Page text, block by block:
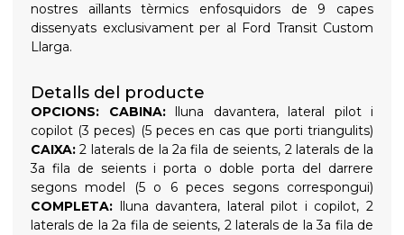
nostres aïllants tèrmics enfosquidors de 9 capes
dissenyats exclusivament per al Ford Transit Custom
Llarga.
Detalls del producte
OPCIONS: CABINA:lluna davantera, lateral pilot i
copilot (3 peces) (5 peces en cas que porti triangulits)
CAIXA: 2 laterals de la 2a fila de seients, 2 laterals de la
3a fila de seients i porta o doble porta del darrere
segons model (5 o 6 peces segons correspongui)
COMPLETA: lluna davantera, lateral pilot i copilot, 2
laterals de la 2a fila de seients, 2 laterals de la 3a fila de